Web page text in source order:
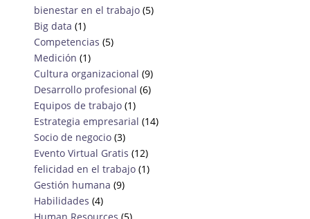
bienestar en el trabajo (5)
Big data (1)
Competencias (5)
Medición (1)
Cultura organizacional (9)
Desarrollo profesional (6)
Equipos de trabajo (1)
Estrategia empresarial (14)
Socio de negocio (3)
Evento Virtual Gratis (12)
felicidad en el trabajo (1)
Gestión humana (9)
Habilidades (4)